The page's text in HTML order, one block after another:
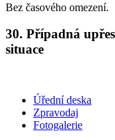
Bez časového omezení.
30. Případná
situace
Úřední deska
Zpravodaj
Fotogalerie